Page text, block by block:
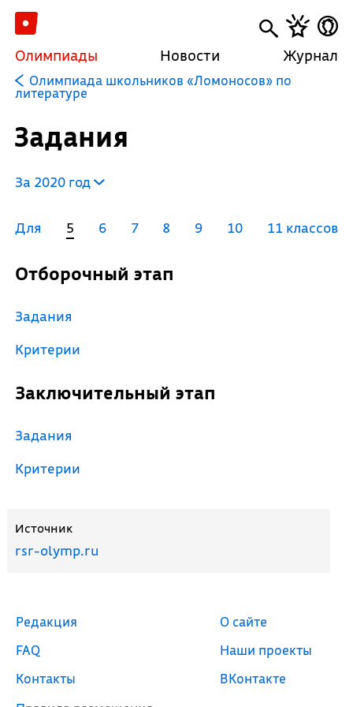
Олимпиады Новости Журнал
Олимпиада школьников «Ломоносов» по
литературе
Задания
За 2020 год
Для 5 6 7 8 9 10 11 классов
Отборочный этап
Задания
Критерии
Заключительный этап
Задания
Критерии
Источник
rsr-olymp.ru
Редакция
FAQ
Контакты
О сайте
Наши проекты
ВКонтакте